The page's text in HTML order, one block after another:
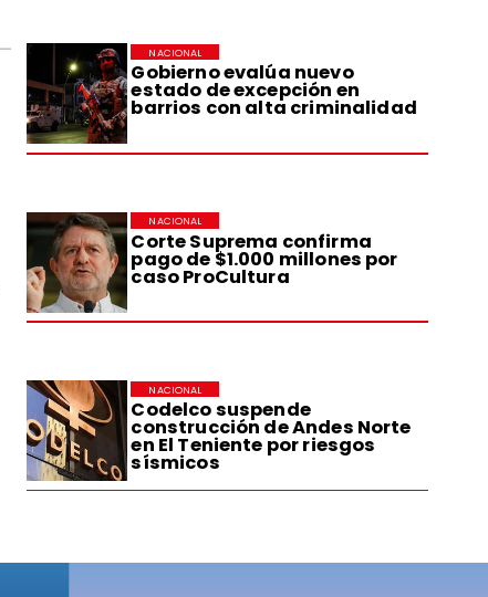
Gobierno evalúa nuevo
estado de excepción en
barrios con alta criminalidad
NACIONAL
Corte Suprema confirma
pago de $1.000 millones por
caso ProCultura
NACIONAL
Codelco suspende
construcción de Andes Norte
en El Teniente por riesgos
sísmicos
NACIONAL